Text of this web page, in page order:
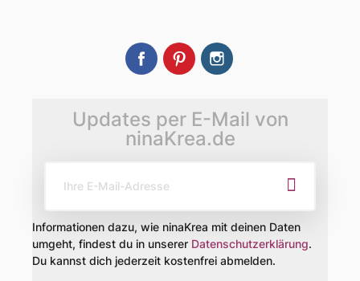
FacebookPinterest
Updates per E-Mail von
ninaKrea.de
Informationen dazu, wie ninaKrea mit deinen Daten
umgeht, findest du in unserer Datenschutzerklärung.
Du kannst dich jederzeit kostenfrei abmelden.